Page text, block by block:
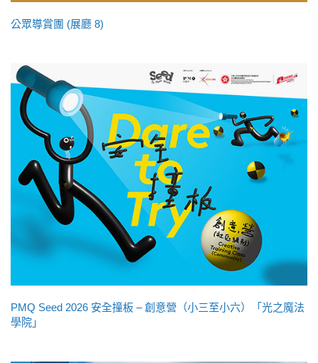
公眾導賞團 (展廳 8)
PMQ Seed 2026 安全撞板 – 創意營（小三至小六）「光之魔法
學院」